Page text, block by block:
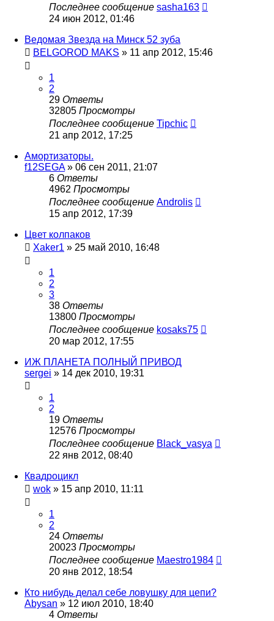
Последнее сообщение sasha163
24 июн 2012, 01:46
Ведомая Звезда на Минск 52 зуба
BELGOROD MAKS » 11 апр 2012, 15:46
1
2
29 Ответы
32805 Просмотры
Последнее сообщение Tipchic
21 апр 2012, 17:25
Амортизаторы.
f12SEGA» 06 сен 2011, 21:07
6 Ответы
4962 Просмотры
Последнее сообщение Androlis
15 апр 2012, 17:39
Цвет колпаков
Xaker1 » 25 май 2010, 16:48
1
2
3
38 Ответы
13800 Просмотры
Последнее сообщение kosaks75
20 мар 2012, 17:55
ИЖ ПЛАНЕТА ПОЛНЫЙ ПРИВОД
sergei » 14 дек 2010, 19:31
1
2
19 Ответы
12576 Просмотры
Последнее сообщение Black_vasya
22 янв 2012, 08:40
Квадроцикл
wok » 15 апр 2010, 11:11
1
2
24 Ответы
20023 Просмотры
Последнее сообщение Maestro1984
20 янв 2012, 18:54
Кто нибудь делал себе ловушку для цепи?
Abysan » 12 июл 2010, 18:40
4 Ответы